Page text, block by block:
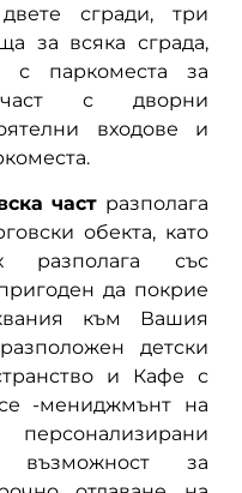
сгради, три
за всяка сграда,
паркоместа за
част с дворни
входове и
част разполага
обекта, като
със
да покрие
към Вашия
детски
и Кафе с
-мениджмънт на
възможност за